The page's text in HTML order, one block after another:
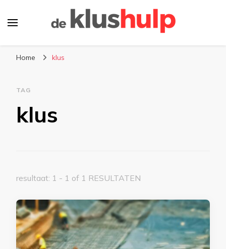
kluswijzer voor DIY’ers
Home klus
TAG
klus
resultaat: 1 - 1 of 1 RESULTATEN